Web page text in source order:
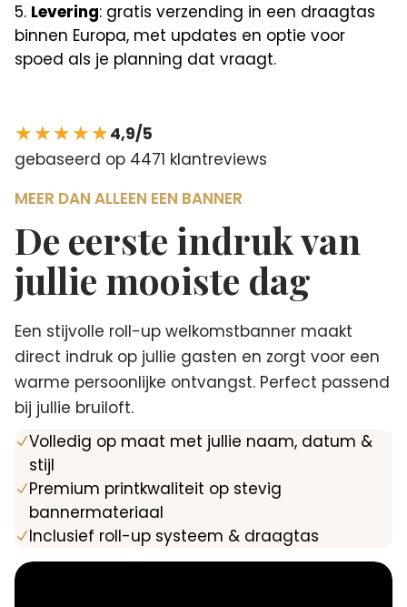
Levering: gratis verzending in een draagtas
binnen Europa, met updates en optie voor
spoed als je planning dat vraagt.
★★★★★4,9/5
gebaseerd op 4471 klantreviews
MEER DAN ALLEEN EEN BANNER
De eerste indruk van
jullie mooiste dag
Een stijvolle roll-up welkomstbanner maakt
direct indruk op jullie gasten en zorgt voor een
warme persoonlijke ontvangst. Perfect passend
bij jullie bruiloft.
NVolledig op maat met jullie naam, datum &
stijl
NPremium printkwaliteit op stevig
bannermateriaal
NInclusief roll-up systeem & draagtas